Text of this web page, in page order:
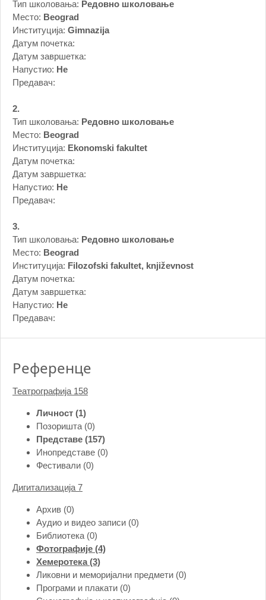
Тип школовања: Редовно школовање
Место: Beograd
Институција: Gimnazija
Датум почетка:
Датум завршетка:
Напустио: Не
Предавач:
2.
Тип школовања: Редовно школовање
Место: Beograd
Институција: Ekonomski fakultet
Датум почетка:
Датум завршетка:
Напустио: Не
Предавач:
3.
Тип школовања: Редовно школовање
Место: Beograd
Институција: Filozofski fakultet, književnost
Датум почетка:
Датум завршетка:
Напустио: Не
Предавач:
Референце
Театрографија 158
Личност (1)
Позоришта (0)
Представе (157)
Инопредставе (0)
Фестивали (0)
Дигитализација 7
Архив (0)
Аудио и видео записи (0)
Библиотека (0)
Фотографије (4)
Хемеротека (3)
Ликовни и меморијални предмети (0)
Програми и плакати (0)